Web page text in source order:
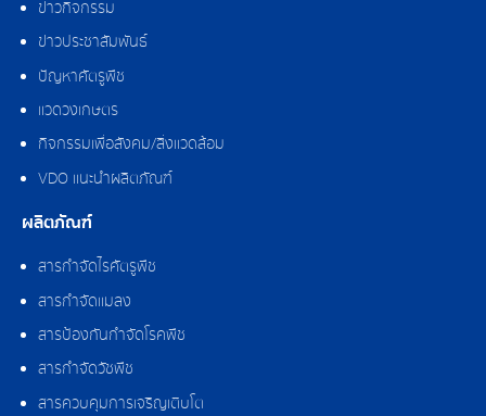
ข่าวกิจกรรม
ข่าวประชาสัมพันธ์
ปัญหาศัตรูพืช
แวดวงเกษตร
กิจกรรมเพื่อสังคม/สิ่งแวดล้อม
VDO แนะนำผลิตภัณฑ์
ผลิตภัณฑ์
สารกำจัดไรศัตรูพืช
สารกำจัดแมลง
สารป้องกันกำจัดโรคพืช
สารกำจัดวัชพืช
สารควบคุมการเจริญเติบโต